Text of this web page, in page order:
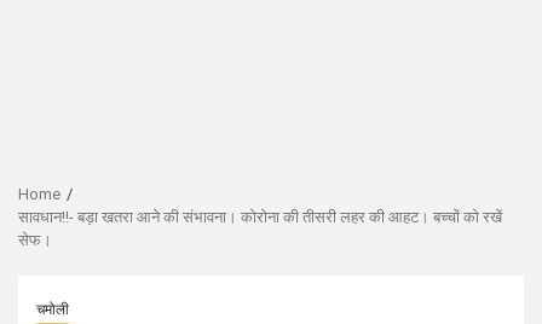
Home
सावधान!!- बड़ा खतरा आने की संभावना। कोरोना की तीसरी लहर की आहट। बच्चों को रखें
सेफ।
चमोली